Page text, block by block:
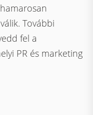
További
fel a
PR és marketing